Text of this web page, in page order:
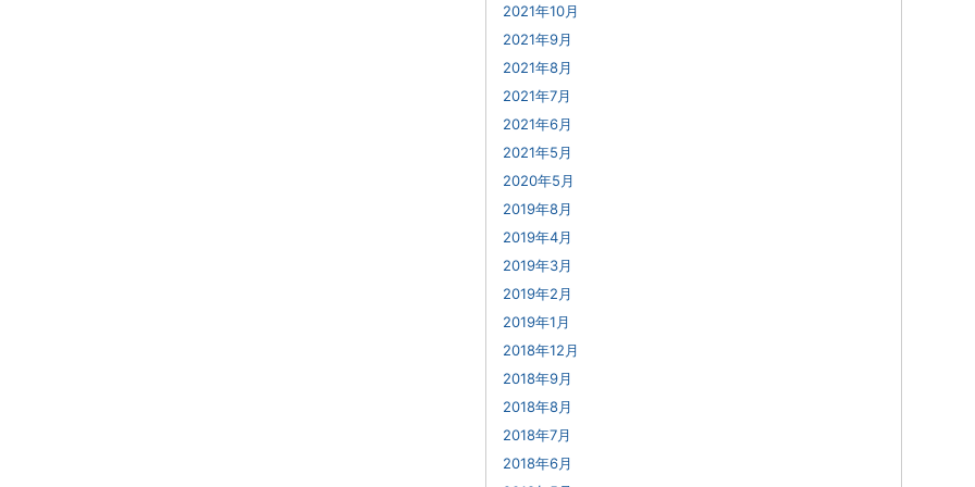
2021年10月
2021年9月
2021年8月
2021年7月
2021年6月
2021年5月
2020年5月
2019年8月
2019年4月
2019年3月
2019年2月
2019年1月
2018年12月
2018年9月
2018年8月
2018年7月
2018年6月